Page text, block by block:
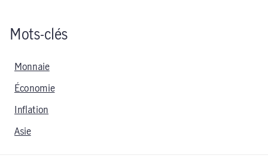
Mots-clés
Monnaie
Économie
Inflation
Asie